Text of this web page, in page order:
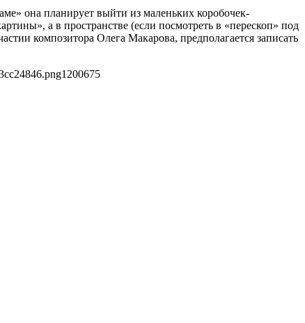
она планирует выйти из маленьких коробочек-
а в пространстве (если посмотреть в «перескоп» под
композитора Олега Макарова, предполагается записать
1200675